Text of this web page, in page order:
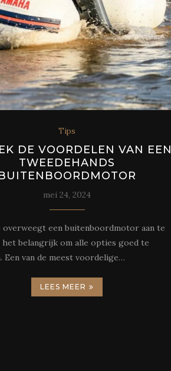
Tips
DE VOORDELEN VAN EEN
TWEEDEHANDS
mei 24, 2024
overweegt een buitenboordmotor aan te
het belangrijk om alle opties goed te
Een van de meest voordelige…
LEES MEER